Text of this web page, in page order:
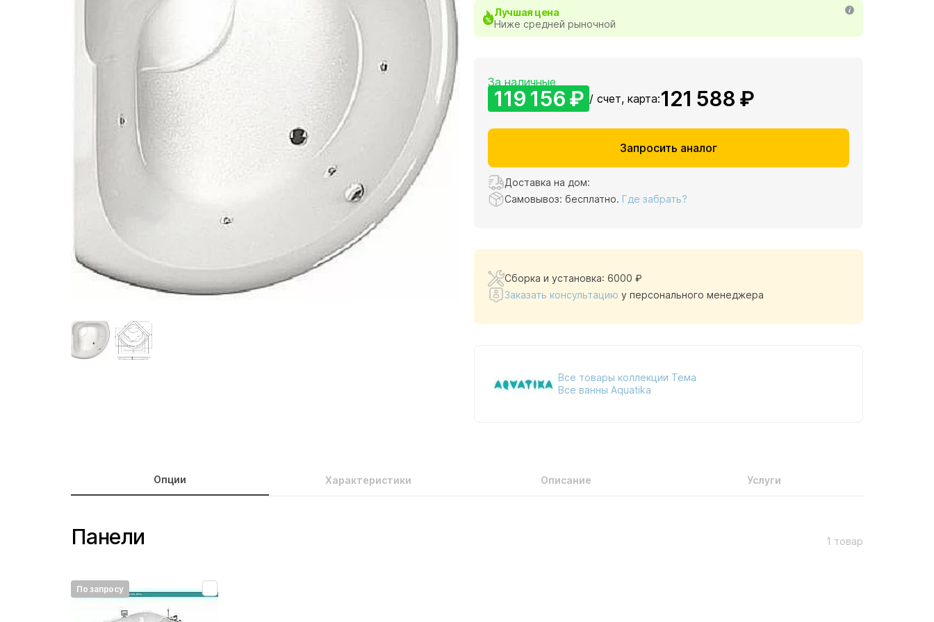
Лучшая цена
Ниже средней рыночной
За наличные
119 156 ₽ / счет, карта:121 588 ₽
Запросить аналог
Доставка на дом:
Самовывоз: бесплатно. Где забрать?
Сборка и установка: 6000 ₽
Заказать консультацию у персонального менеджера
Все товары коллекции Тема
Все ванны Aquatika
Опции Характеристики Описание Услуги
Панели 1 товар
По запросу